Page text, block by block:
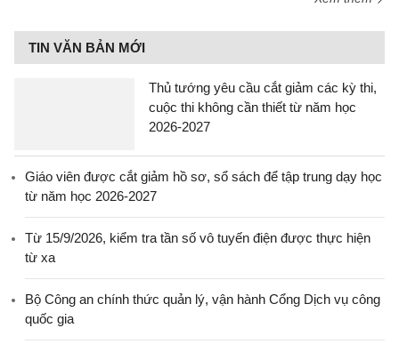
TIN VĂN BẢN MỚI
Thủ tướng yêu cầu cắt giảm các kỳ thi,
cuộc thi không cần thiết từ năm học
2026-2027
Giáo viên được cắt giảm hồ sơ, sổ sách để tập trung dạy học
từ năm học 2026-2027
Từ 15/9/2026, kiểm tra tần số vô tuyến điện được thực hiện
từ xa
Bộ Công an chính thức quản lý, vận hành Cổng Dịch vụ công
quốc gia